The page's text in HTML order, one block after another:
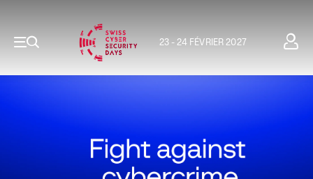
23 - 24 FÉVRIER 2027